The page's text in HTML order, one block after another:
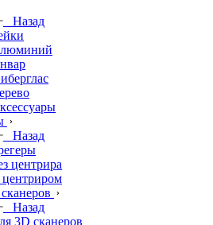
Назад
Назад
центрира
Назад
3D сканеров